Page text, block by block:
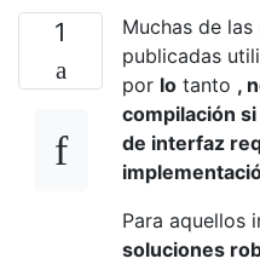
1
Muchas de
publicadas
por lo tanto ,
compilación
de interfaz
Para aquellos
soluciones